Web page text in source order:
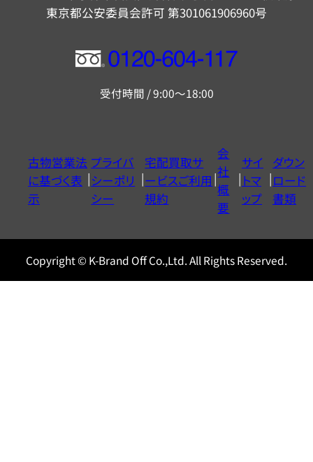
東京都公安委員会許可 第301061906960号
フ
ー
ヤ
ル
0120604117
受付時間 / 9:00～18:00
古物営業法
に基づく表
示
プライバ
シーポリ
シー
宅配買取サ
ービスご利用
規約
会
社
概
要
サイ
トマ
ップ
ダウン
ロード
書類
Copyright © K-Brand Off Co.,Ltd. All Rights Reserved.